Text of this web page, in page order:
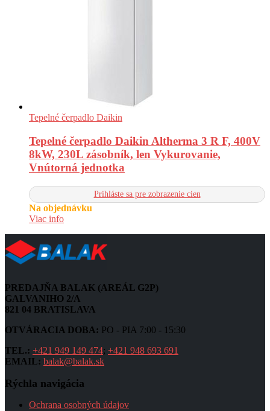
Tepelné čerpadlo Daikin
Tepelné čerpadlo Daikin Altherma 3 R F, 400V
8kW, 230L zásobník, len Vykurovanie,
Vnútorná jednotka
Prihláste sa pre zobrazenie cien
Na objednávku
Viac info
PREDAJŇA BALAK (AREÁL G2P)
GALVANIHO 2/A
821 04 BRATISLAVA
OTVÁRACIA DOBA: PO - PIA 7:00 - 15:30
TEL.: +421 949 149 474; +421 948 693 691
EMAIL: balak@balak.sk
Rýchla navigácia
Ochrana osobných údajov